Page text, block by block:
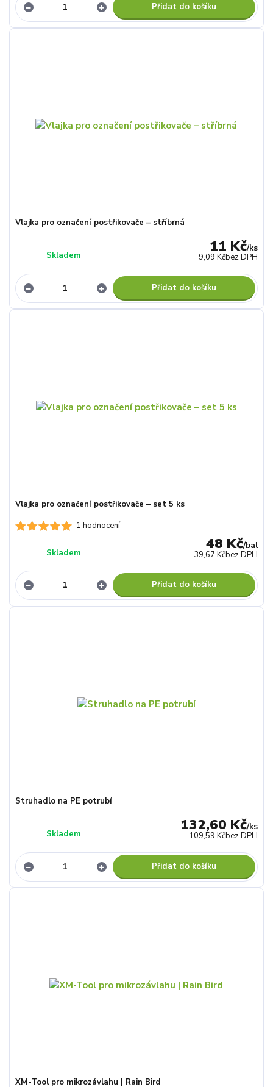
Přidat do košíku
Vlajka pro označení postřikovače – stříbrná
11 Kč/ks
9,09 Kčbez DPH
Skladem
Přidat do košíku
1 hodnocení
Vlajka pro označení postřikovače – set 5 ks
48 Kč/bal
39,67 Kčbez DPH
Skladem
Přidat do košíku
Struhadlo na PE potrubí
132,60 Kč/ks
109,59 Kčbez DPH
Skladem
Přidat do košíku
XM-Tool pro mikrozávlahu | Rain Bird